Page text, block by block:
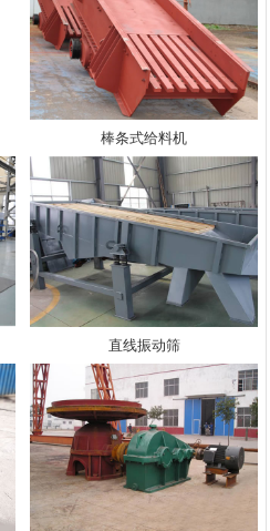
棒条式给料机
直线振动筛